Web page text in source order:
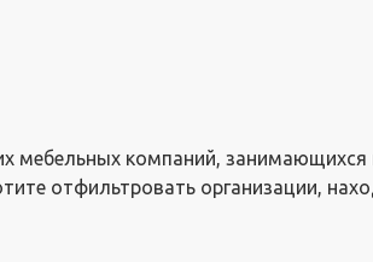
мебельных компаний,
отфильтровать организации,